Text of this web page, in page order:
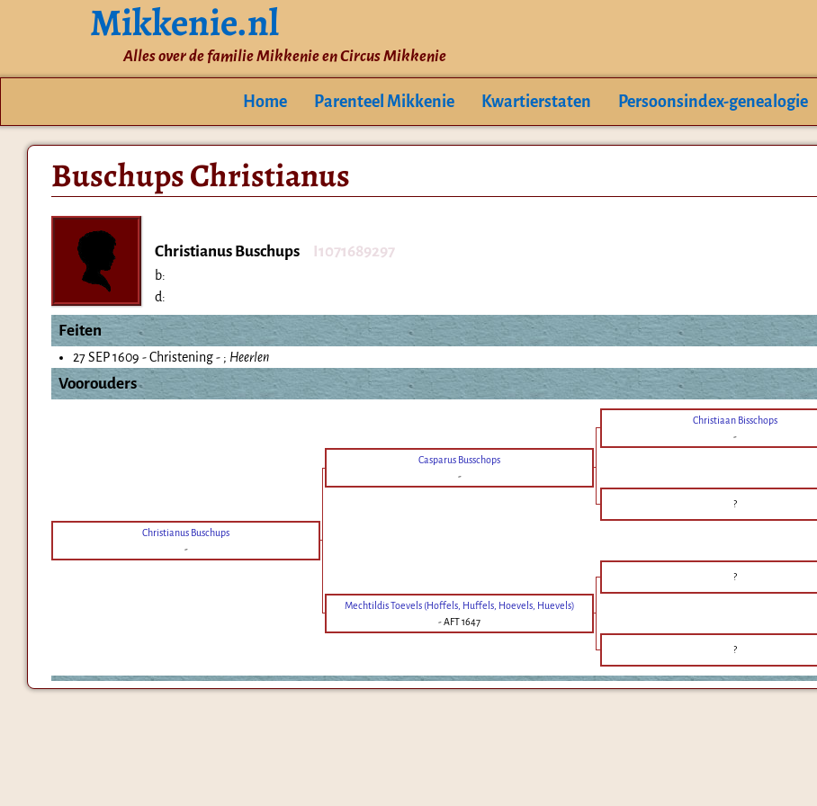
Mikkenie.nl
Alles over de familie Mikkenie en Circus Mikkenie
Home Parenteel Mikkenie Kwartierstaten Persoonsindex-genealogie
Buschups Christianus
Christianus Buschups I1071689297
b:
d:
Feiten
27 SEP 1609 - Christening - ; Heerlen
Voorouders
Christiaan Bisschops
-
Casparus Busschops
-
?
Christianus Buschups
-
?
Mechtildis Toevels (Hoffels, Huffels, Hoevels, Huevels)
-AFT 1647
?